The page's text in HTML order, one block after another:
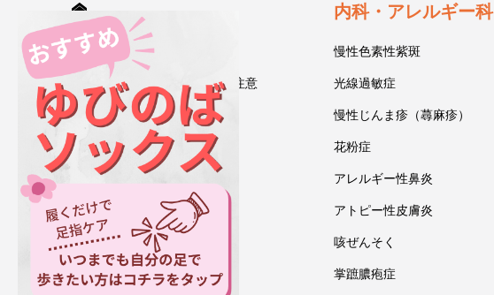
診療案内
受診される方へ～初診時のご注意
今井一彰 院長紹介
あいうべ体操
ゆびのば体操
ブログ
アクセス・地図
お問い合わせ
内科・アレルギー科
慢性色素性紫斑
光線過敏症
慢性じんま疹（蕁麻疹）
花粉症
アレルギー性鼻炎
アトピー性皮膚炎
咳ぜんそく
掌蹠膿疱症